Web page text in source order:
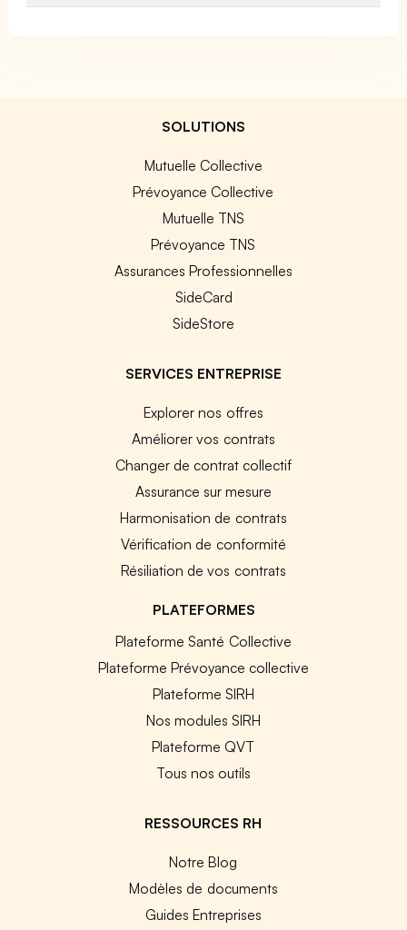
SOLUTIONS
Mutuelle Collective
Prévoyance Collective
Mutuelle TNS
Prévoyance TNS
Assurances Professionnelles
SideCard
SideStore
SERVICES ENTREPRISE
Explorer nos offres
Améliorer vos contrats
Changer de contrat collectif
Assurance sur mesure
Harmonisation de contrats
Vérification de conformité
Résiliation de vos contrats
PLATEFORMES
Plateforme Santé Collective
Plateforme Prévoyance collective
Plateforme SIRH
Nos modules SIRH
Plateforme QVT
Tous nos outils
RESSOURCES RH
Notre Blog
Modèles de documents
Guides Entreprises